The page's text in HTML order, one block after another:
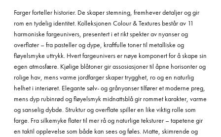
Farger forteller historier. De skaper stemning, fremhever detaljer og gir
rom en tydelig identitet. Kolleksjonen Colour & Textures består av 11
harmoniske fargeunivers, presentert i et rikt spekter av nyanser og
overflater – fra pasteller og dype, kraftfulle toner til metalliske og
fløyelsmyke uttrykk. Hvert fargeunivers er nøye komponert for å skape sin
egen atmosfære. Kjølige blåtoner gir assosiasjoner til åpne horisonter og
rolige hav, mens varme jordfarger skaper trygghet, ro og en naturlig
helhet i interiøret. Elegante sølv- og grånyanser tilfører et moderne preg,
mens dyp rubinrød og fløyelsmyk midnattsblå gir rommet karakter, varme
og sanselig dybde. Struktur og overflate spiller en like viktig rolle som
farge. Fra silkemyke flater til mer rå og naturlige teksturer – tapetene gir
en taktil opplevelse som både kan sees og føles. Matte, skimrende og